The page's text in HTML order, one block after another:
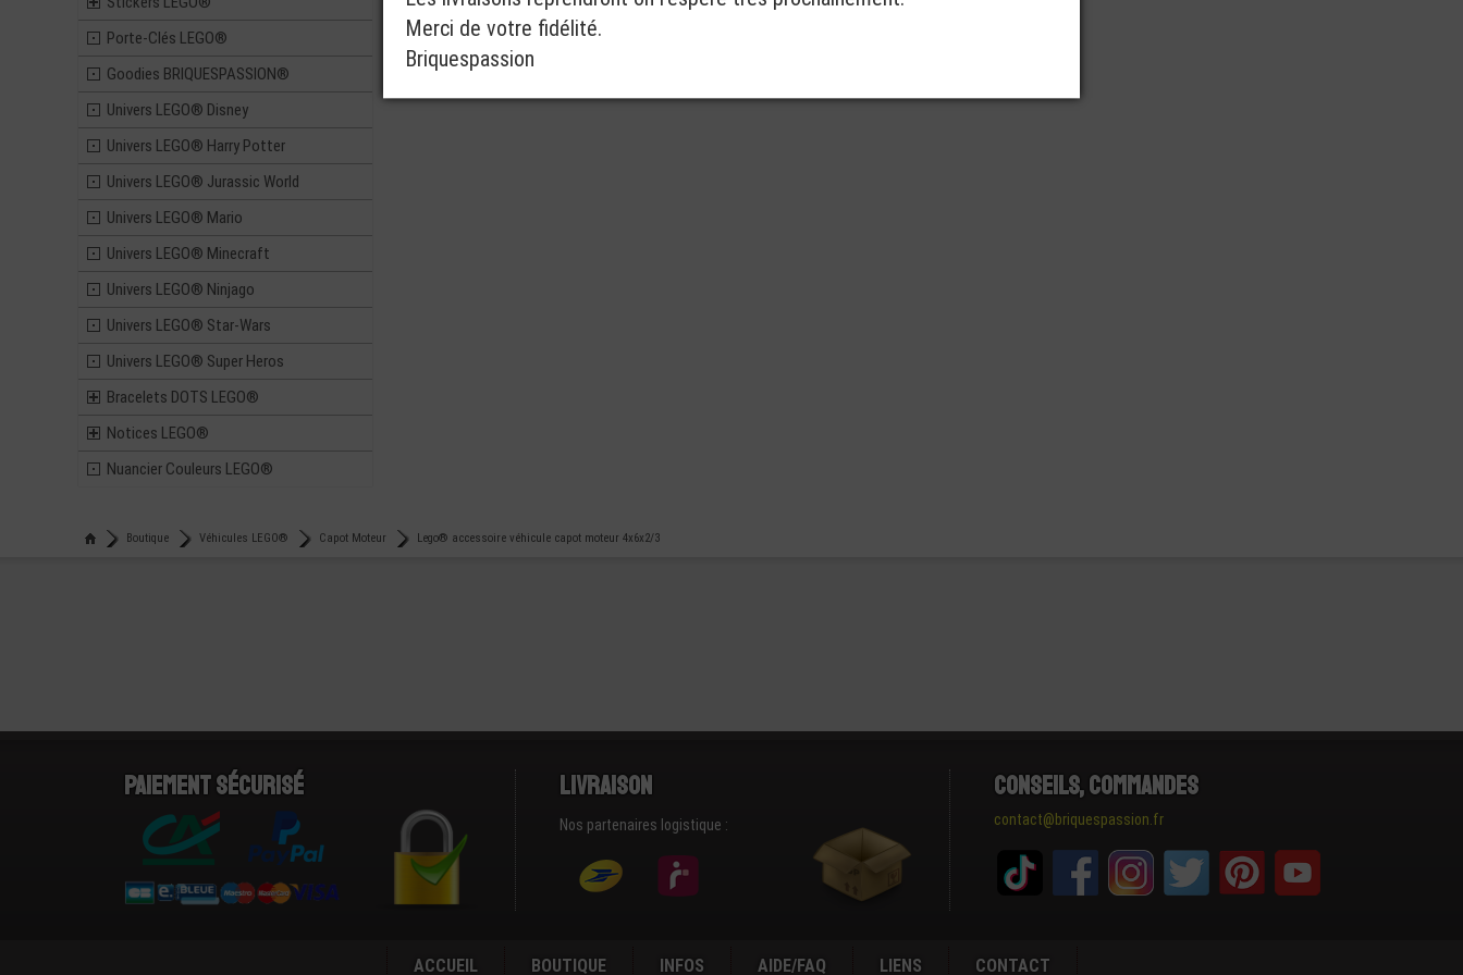
Porte-Clés LEGO®
Goodies BRIQUESPASSION®
Univers LEGO® Disney
Univers LEGO® Harry Potter
Univers LEGO® Jurassic World
Univers LEGO® Mario
Univers LEGO® Minecraft
Univers LEGO® Ninjago
Univers LEGO® Star-Wars
Univers LEGO® Super Heros
Bracelets DOTS LEGO®
Notices LEGO®
Nuancier Couleurs LEGO®
Boutique Véhicules LEGO® Capot Moteur Lego® accessoire véhicule capot moteur 4x6x2/3
Paiement sécurisé Livraison
Nos partenaires logistique :
Conseils, Commandes
contact@briquespassion.fr
ACCUEIL BOUTIQUE INFOS AIDE/FAQ LIENS CONTACT
Merci de votre fidélité.
Briquespassion